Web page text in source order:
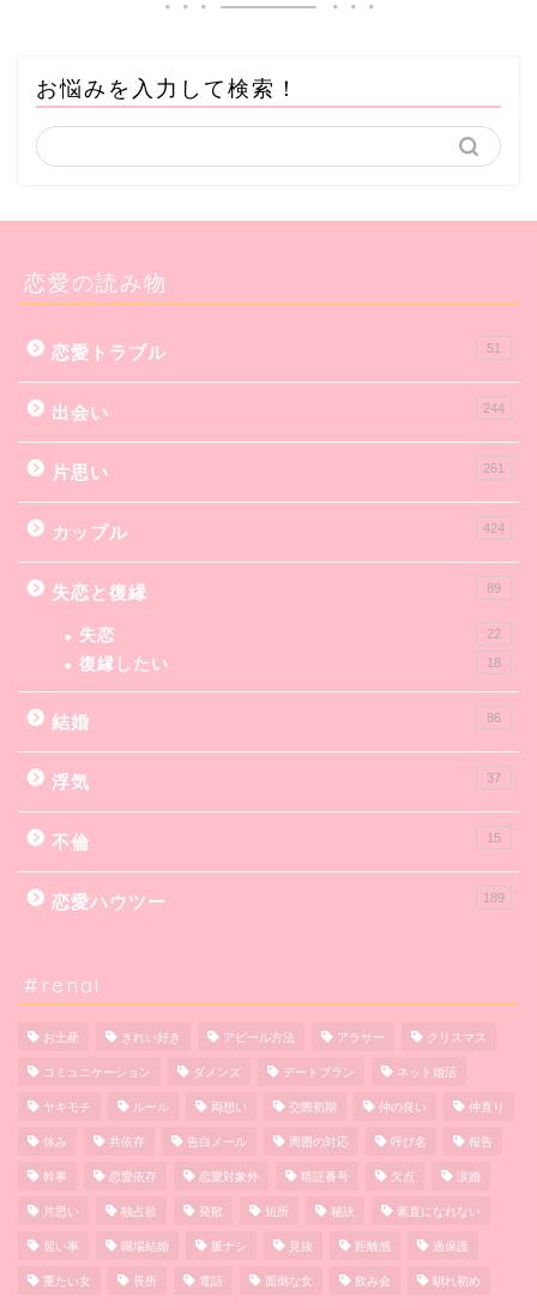
お悩みを入力して検索！
恋愛の読み物
恋愛トラブル 51
出会い 244
片思い 261
カップル 424
失恋と復縁 89
失恋 22
復縁したい 18
結婚 86
浮気 37
不倫 15
恋愛ハウツー 189
#renai
お土産 きれい好き アピール方法 アラサー クリスマス
コミュニケーション ダメンズ デートプラン ネット婚活
ヤキモチ ルール 両想い 交際初期 仲の良い 仲直り
休み 共依存 告白メール 周囲の対応 呼び名 報告
幹事 恋愛依存 恋愛対象外 暗証番号 欠点 涙婚
片思い 独占欲 発散 短所 秘訣 素直になれない
習い事 職場結婚 脈ナシ 見抜 距離感 過保護
重たい女 長所 電話 面倒な女 飲み会 馴れ初め